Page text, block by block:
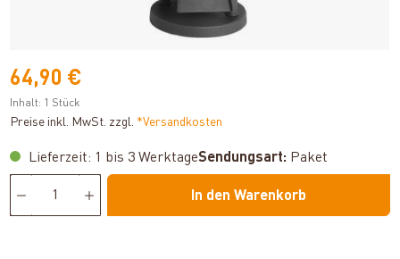
64,90 €
Inhalt: 1 Stück
Preise inkl. MwSt. zzgl. *Versandkosten
Lieferzeit: 1 bis 3 WerktageSendungsart: Paket
In den Warenkorb